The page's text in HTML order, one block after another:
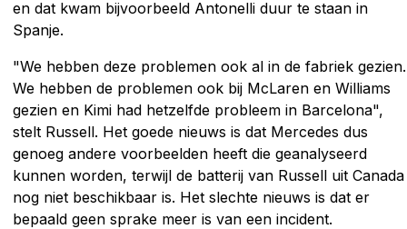
en dat kwam bijvoorbeeld Antonelli duur te staan in
Spanje.
"We hebben deze problemen ook al in de fabriek gezien.
We hebben de problemen ook bij McLaren en Williams
gezien en Kimi had hetzelfde probleem in Barcelona",
stelt Russell. Het goede nieuws is dat Mercedes dus
genoeg andere voorbeelden heeft die geanalyseerd
kunnen worden, terwijl de batterij van Russell uit Canada
nog niet beschikbaar is. Het slechte nieuws is dat er
bepaald geen sprake meer is van een incident.